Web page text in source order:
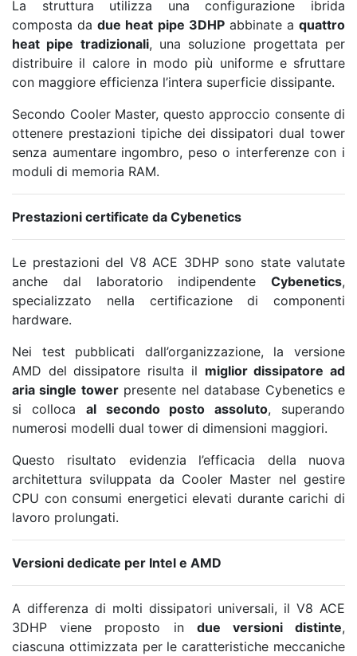
La struttura utilizza una configurazione ibrida
composta dadue heat pipe 3DHPabbinate a quattro
heat pipe tradizionali, una soluzione progettata per
distribuire il calore in modo più uniforme e sfruttare
con maggiore efficienza l’intera superficie dissipante.
Secondo Cooler Master, questo approccio consente di
ottenere prestazioni tipiche dei dissipatori dual tower
senza aumentare ingombro, peso o interferenze con i
moduli di memoria RAM.
Prestazioni certificate da Cybenetics
Le prestazioni del V8 ACE 3DHP sono state valutate
anche dal laboratorio indipendente Cybenetics,
specializzato nella certificazione di componenti
hardware.
Nei test pubblicati dall’organizzazione, la versione
AMD del dissipatore risulta il miglior dissipatore ad
aria single towerpresente nel database Cybenetics e
si colloca al secondo posto assoluto, superando
numerosi modelli dual tower di dimensioni maggiori.
Questo risultato evidenzia l’efficacia della nuova
architettura sviluppata da Cooler Master nel gestire
CPU con consumi energetici elevati durante carichi di
lavoro prolungati.
Versioni dedicate per Intel e AMD
A differenza di molti dissipatori universali, il V8 ACE
3DHP viene proposto in due versioni distinte,
ciascuna ottimizzata per le caratteristiche meccaniche